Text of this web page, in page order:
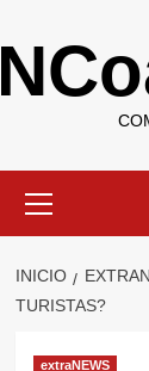
al
contenido
primario
INICIO
TURISTAS?
extraNEWS